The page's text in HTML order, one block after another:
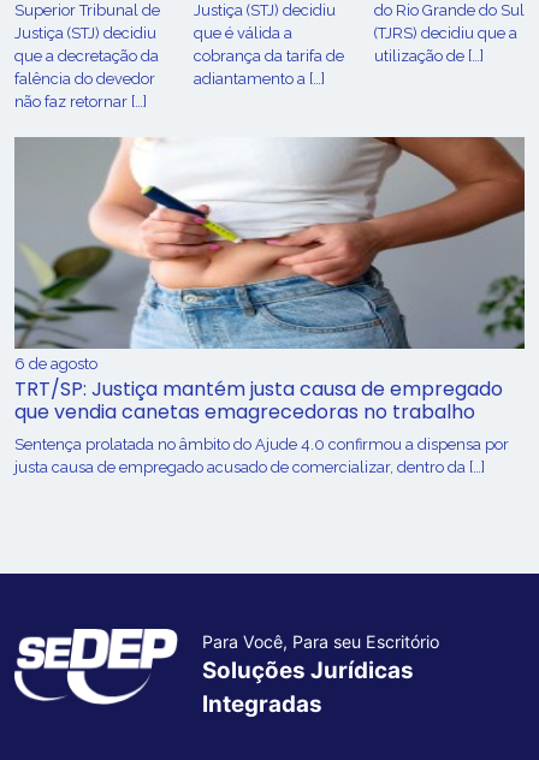
Superior Tribunal de
Justiça (STJ) decidiu
que a decretação da
falência do devedor
não faz retornar […]
Justiça (STJ) decidiu
que é válida a
cobrança da tarifa de
adiantamento a […]
do Rio Grande do Sul
(TJRS) decidiu que a
utilização de […]
6 de agosto
TRT/SP: Justiça mantém justa causa de empregado
que vendia canetas emagrecedoras no trabalho
Sentença prolatada no âmbito do Ajude 4.0 confirmou a dispensa por
justa causa de empregado acusado de comercializar, dentro da […]
Para Você, Para seu Escritório
Soluções Jurídicas
Integradas